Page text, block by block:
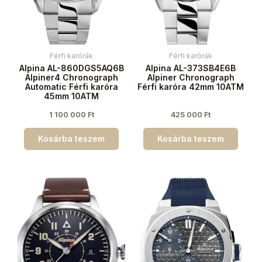
Férfi karórák
Alpina AL-860DGS5AQ6B
Alpiner4 Chronograph
Automatic Férfi karóra
45mm 10ATM
1 100 000 Ft
Kosárba teszem
Férfi karórák
Alpina AL-373SB4E6B
Alpiner Chronograph
Férfi karóra 42mm 10ATM
425 000 Ft
Kosárba teszem